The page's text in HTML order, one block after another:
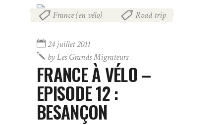
France (en vélo) Road trip
24 juillet 2011
byLes Grands Migrateurs
FRANCE À VÉLO –
EPISODE 12 :
BESANÇON